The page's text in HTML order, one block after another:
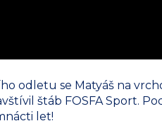
odletu se Matyáš na
štáb FOSFA Sport.
let!